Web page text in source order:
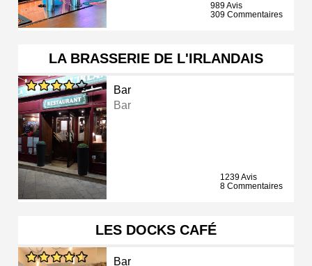
989 Avis
309 Commentaires
LA BRASSERIE DE L'IRLANDAIS
Bar
Bar
1239 Avis
8 Commentaires
LES DOCKS CAFÉ
Bar